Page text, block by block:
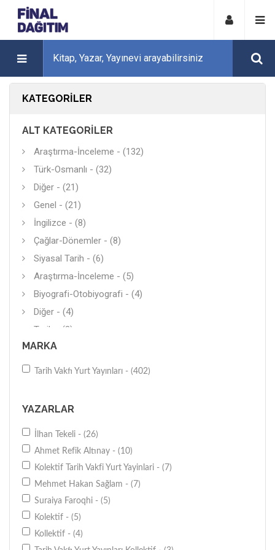
KATEGORILER
ALT KATEGORILER
Araştırma-İnceleme - (132)
Türk-Osmanlı - (32)
Diğer - (21)
Genel - (21)
İngilizce - (8)
Çağlar-Dönemler - (8)
Siyasal Tarih - (6)
Araştırma-İnceleme - (5)
Biyografi-Otobiyografi - (4)
Diğer - (4)
Tarih - (3)
Araştırma-İnceleme - (3)
İnsan Hakları - (3)
Kültür Yazıları - (2)
Hatırat - (2)
Anı-Yaşam - (2)
Tarihi Mekanlar (Türkiye) - (2)
Siyasal Hayat (Türkiye) - (2)
MARKA
Tarih Vakfı Yurt Yayınları - (402)
YAZARLAR
İlhan Tekeli - (26)
Ahmet Refik Altınay - (10)
Kolektif Tarih Vakfi Yurt Yayinlari - (7)
Mehmet Hakan Sağlam - (7)
Suraiya Faroqhi - (5)
Kolektif - (5)
Kollektif - (4)